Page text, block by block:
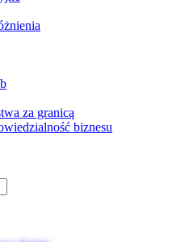
za granicą
biznesu